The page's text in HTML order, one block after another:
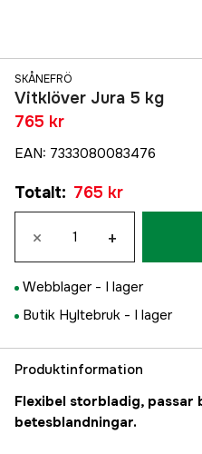
SKÅNEFRÖ
Vitklöver Jura 5 kg
765 kr
EAN: 7333080083476
Totalt: 765 kr
× +
Webblager - I lager
Butik Hyltebruk - I lager
Produktinformation
Flexibel storbladig, passar
betesblandningar.